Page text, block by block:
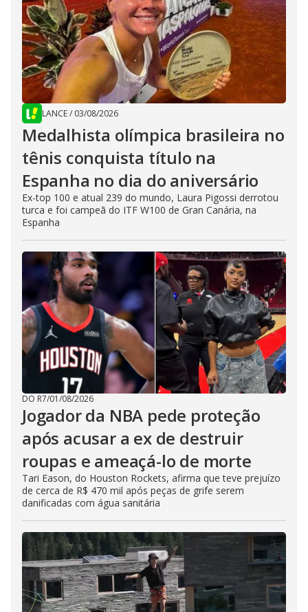
LANCE/ 03/08/2026
Medalhista olímpica brasileira no
tênis conquista título na
Espanha no dia do aniversário
Ex-top 100 e atual 239 do mundo, Laura Pigossi derrotou
turca e foi campeã do ITF W100 de Gran Canária, na
Espanha
DO R7/01/08/2026
Jogador da NBA pede proteção
após acusar a ex de destruir
roupas e ameaçá-lo de morte
Tari Eason, do Houston Rockets, afirma que teve prejuízo
de cerca de R$ 470 mil após peças de grife serem
danificadas com água sanitária